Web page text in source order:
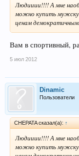
Людииии!!!! А мне
можно купить
ценам
Вам в спортивный,
5 июл 2012
Dinamic
Пользователи
CHEPATA сказал(а): ↑
Людииии!!!! А мне
можно купить